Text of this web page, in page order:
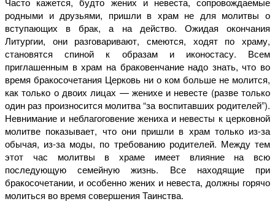
родными и друзьями, пришли в храм не для молитвы о
вступающих в брак, а на действо. Ожидая окончания
Литургии, они разговаривают, смеются, ходят по храму,
становятся спиной к образам и иконостасу. Всем
приглашенным в храм на браковенчание надо знать, что во
время бракосочетания Церковь ни о ком больше не молится,
как только о двоих лицах — женихе и невесте (разве только
один раз произносится молитва “за воспитавших родителей”).
Невнимание и неблагоговение жениха и невесты к церковной
молитве показывает, что они пришли в храм только из-за
обычая, из-за моды, по требованию родителей. Между тем
этот час молитвы в храме имеет влияние на всю
последующую семейную жизнь. Все находящие при
бракосочетании, и особенно жених и невеста, должны горячо
молиться во время совершения Таинства.